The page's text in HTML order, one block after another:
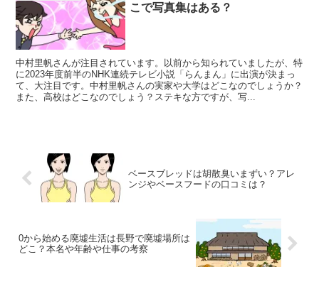
こで写真集はある？
中村里帆さんが注目されています。以前から知られていましたが、特
に2023年度前半のNHK連続テレビ小説「らんまん」に出演が決まっ
て、大注目です。中村里帆さんの実家や大学はどこなのでしょうか？
また、高校はどこなのでしょう？ステキな方ですが、写...
ベースブレッドは胡散臭いまずい？アレ
ンジやベースフードの口コミは？
0から始める廃墟生活は長野で廃墟場所は
どこ？本名や年齢や仕事の考察